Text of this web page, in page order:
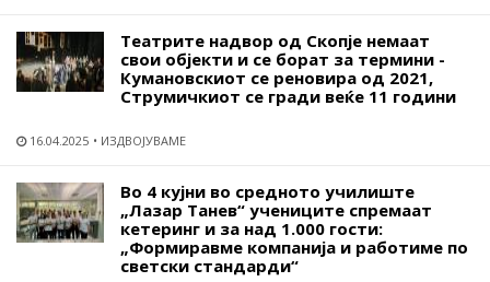
Театрите надвор од Скопје немаат
свои објекти и се борат за термини -
Кумановскиот се реновира од 2021,
Струмичкиот се гради веќе 11 години
16.04.2025 ИЗДВОЈУВАМЕ
Во 4 кујни во средното училиште
„Лазар Танев“ учениците спремаат
кетеринг и за над 1.000 гости:
„Формиравме компанија и работиме по
светски стандарди“